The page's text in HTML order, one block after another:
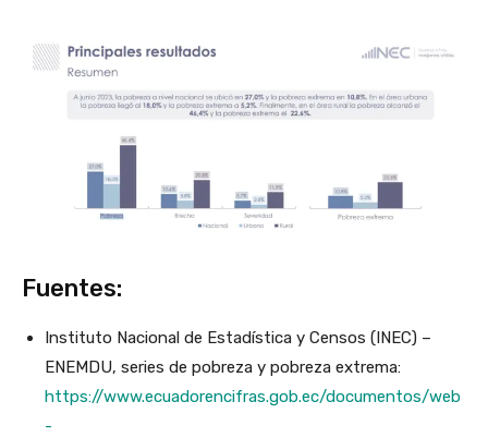
Fuentes:
Instituto Nacional de Estadística y Censos (INEC) –
ENEMDU, series de pobreza y pobreza extrema:
https://www.ecuadorencifras.gob.ec/documentos/web
-